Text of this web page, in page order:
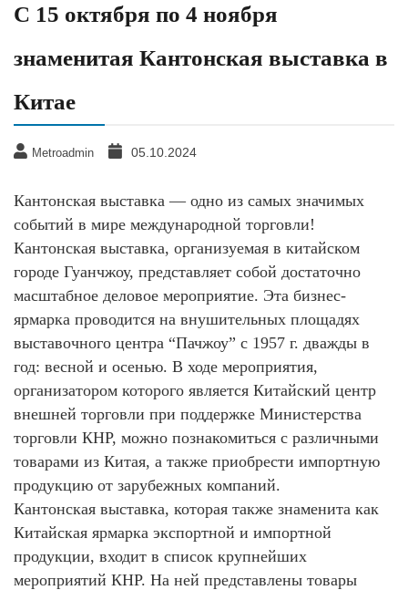
С 15 октября по 4 ноября
знаменитая Кантонская выставка в
Китае
Metroadmin 05.10.2024
Кантонская выставка — одно из самых значимых
событий в мире международной торговли!
Кантонская выставка, организуемая в китайском
городе Гуанчжоу, представляет собой достаточно
масштабное деловое мероприятие. Эта бизнес-
ярмарка проводится на внушительных площадях
выставочного центра “Пачжоу” с 1957 г. дважды в
год: весной и осенью. В ходе мероприятия,
организатором которого является Китайский центр
внешней торговли при поддержке Министерства
торговли КНР, можно познакомиться с различными
товарами из Китая, а также приобрести импортную
продукцию от зарубежных компаний.
Кантонская выставка, которая также знаменита как
Китайская ярмарка экспортной и импортной
продукции, входит в список крупнейших
мероприятий КНР. На ней представлены товары